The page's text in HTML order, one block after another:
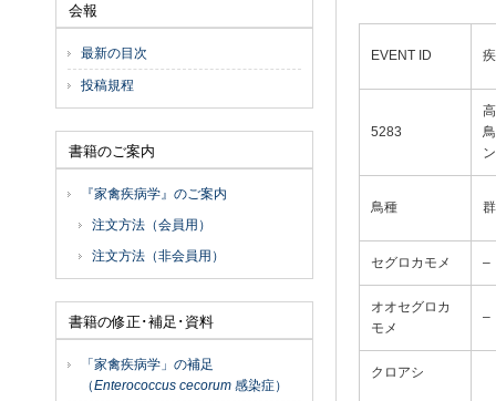
EVENT ID
5283
鳥種
セグロカモメ –
オオセグロカ
モメ
–
クロアシ
会報
最新の目次
投稿規程
書籍のご案内
『家禽疾病学』のご案内
注文方法（会員用）
注文方法（非会員用）
書籍の修正･補足･資料
「家禽疾病学」の補足
（Enterococcus cecorum 感染症）